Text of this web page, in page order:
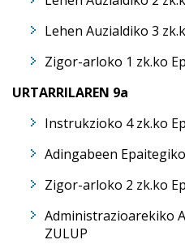
Lehen Auzialdiko 3
Zigor-arloko 1 zk.ko
URTARRILAREN 9a
Instrukzioko 4 zk.ko
Adingabeen
Zigor-arloko 2 zk.ko
Administrazioarekiko
ZULUP